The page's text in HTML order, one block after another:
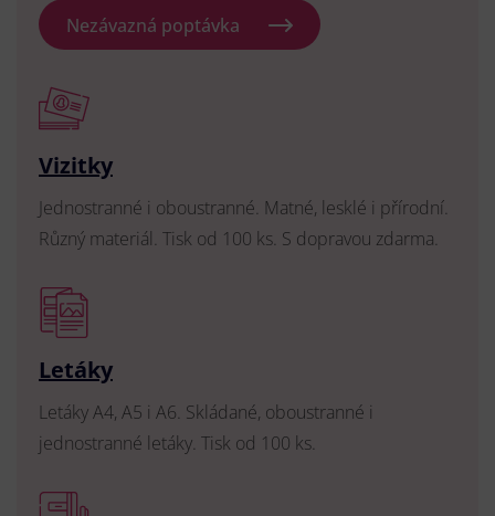
Nezávazná poptávka
Vizitky
Jednostranné i oboustranné. Matné, lesklé i přírodní.
Různý materiál. Tisk od 100 ks. S dopravou zdarma.
Letáky
Letáky A4, A5 i A6. Skládané, oboustranné i
jednostranné letáky. Tisk od 100 ks.